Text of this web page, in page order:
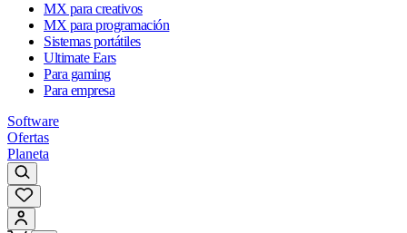
MX para creativos
MX para programación
Sistemas portátiles
Ultimate Ears
Para gaming
Para empresa
Software
Ofertas
Planeta